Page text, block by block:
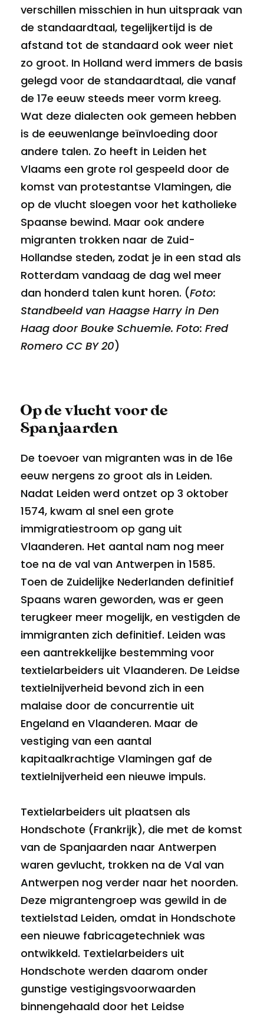
verschillen misschien in hun uitspraak van
de standaardtaal, tegelijkertijd is de
afstand tot de standaard ook weer niet
zo groot. In Holland werd immers de basis
gelegd voor de standaardtaal, die vanaf
de 17e eeuw steeds meer vorm kreeg.
Wat deze dialecten ook gemeen hebben
is de eeuwenlange beïnvloeding door
andere talen. Zo heeft in Leiden het
Vlaams een grote rol gespeeld door de
komst van protestantse Vlamingen, die
op de vlucht sloegen voor het katholieke
Spaanse bewind. Maar ook andere
migranten trokken naar de Zuid-
Hollandse steden, zodat je in een stad als
Rotterdam vandaag de dag wel meer
dan honderd talen kunt horen. (Foto:
Standbeeld van Haagse Harry in Den
Haag door Bouke Schuemie. Foto: Fred
Romero CC BY 20)
Op de vlucht voor de
Spanjaarden
De toevoer van migranten was in de 16e
eeuw nergens zo groot als in Leiden.
Nadat Leiden werd ontzet op 3 oktober
1574, kwam al snel een grote
immigratiestroom op gang uit
Vlaanderen. Het aantal nam nog meer
toe na de val van Antwerpen in 1585.
Toen de Zuidelijke Nederlanden definitief
Spaans waren geworden, was er geen
terugkeer meer mogelijk, en vestigden de
immigranten zich definitief. Leiden was
een aantrekkelijke bestemming voor
textielarbeiders uit Vlaanderen. De Leidse
textielnijverheid bevond zich in een
malaise door de concurrentie uit
Engeland en Vlaanderen. Maar de
vestiging van een aantal
kapitaalkrachtige Vlamingen gaf de
textielnijverheid een nieuwe impuls.
Textielarbeiders uit plaatsen als
Hondschote (Frankrijk), die met de komst
van de Spanjaarden naar Antwerpen
waren gevlucht, trokken na de Val van
Antwerpen nog verder naar het noorden.
Deze migrantengroep was gewild in de
textielstad Leiden, omdat in Hondschote
een nieuwe fabricagetechniek was
ontwikkeld. Textielarbeiders uit
Hondschote werden daarom onder
gunstige vestigingsvoorwaarden
binnengehaald door het Leidse